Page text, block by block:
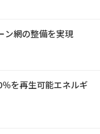
ン網の整備を実現
を再生可能エネルギ